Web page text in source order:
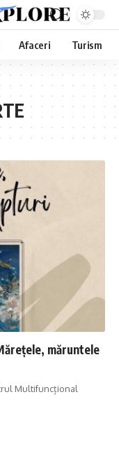
Afaceri Turism
măruntele
Multifuncțional